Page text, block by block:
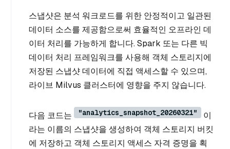
스냅샷은 분석 워크로드를 위한 안정적이고 일관된
데이터 소스를 제공함으로써 효율적인 오프라인 데
이터 처리를 가능하게 합니다. Spark 또는 다른 빅
데이터 처리 프레임워크를 사용해 객체 스토리지에
저장된 스냅샷 데이터에 직접 액세스할 수 있으며,
라이브 Milvus 클러스터에 영향을 주지 않습니다.
다음 코드는 "analytics_snapshot_20260321"
이
라는 이름의 스냅샷을 생성하여 객체 스토리지 버킷
에 저장하고 객체 스토리지 액세스 자격 증명을 획